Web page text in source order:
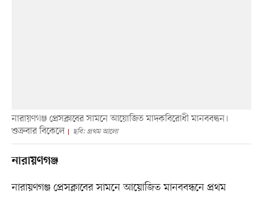
নারায়ণগঞ্জ প্রেসক্লাবের সামনে আয়োজিত মাদকবিরোধী মানববন্ধন।
শুক্রবার বিকেলে
ছবি: প্রথম আলো
নারায়ণগঞ্জ
নারায়ণগঞ্জ প্রেসক্লাবের সামনে আয়োজিত মানববন্ধনে প্রথম